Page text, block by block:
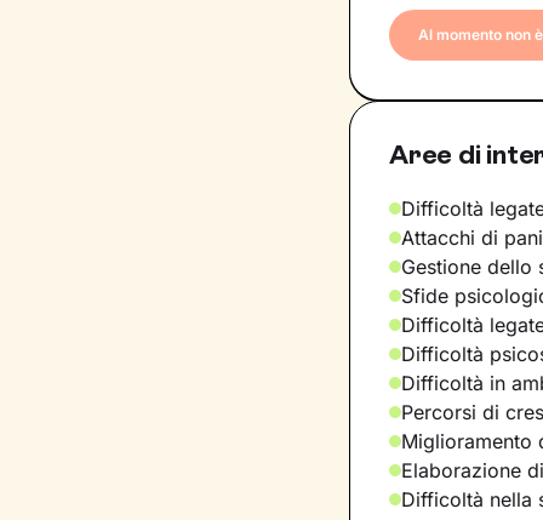
Al momento non
Aree di
Difficoltà
Attacchi di
Gestione dello
Sfide
Difficoltà
Difficoltà
Difficoltà in
Percorsi di
Miglioramento
Elaborazione
Difficoltà nella